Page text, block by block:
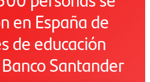
en España de
de educación
Santander